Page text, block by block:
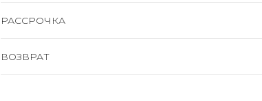
РАССРОЧКА
ВОЗВРАТ